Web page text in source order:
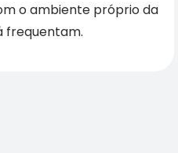
o ambiente próprio da
frequentam.